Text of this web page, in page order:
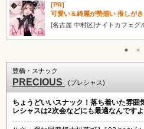
[PR]
可愛い＆綺麗が勢揃い 推しが
[名古屋 中村区]ナイトカフェグ
豊橋・スナック
PRECIOUS (プレシャス)
ちょうどいいスナック！落ち着いた雰囲
レシャスは2次会などにも最適なんです